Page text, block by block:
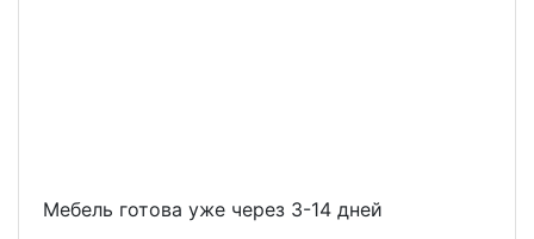
Мебель готова уже через 3-14 дней